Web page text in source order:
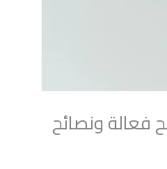
فعالة ونصائح